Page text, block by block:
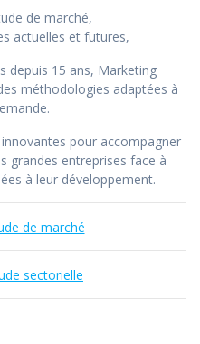
de marché,
actuelles et futures,
depuis 15 ans, Marketing
méthodologies adaptées à
pour accompagner
grandes entreprises face à
à leur développement.
de marché
sectorielle